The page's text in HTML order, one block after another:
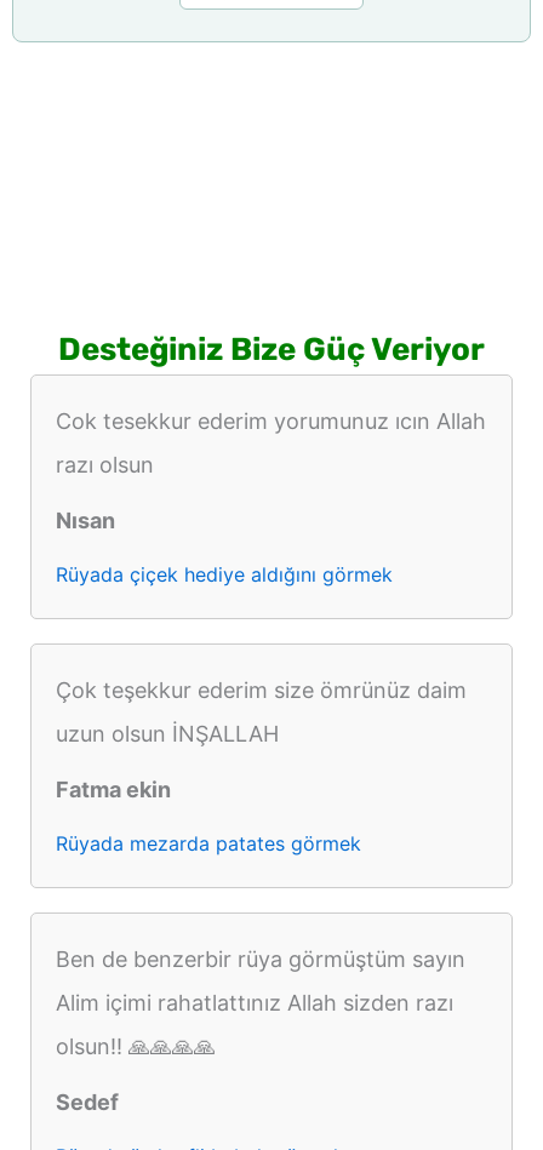
Desteğiniz Bize Güç Veriyor
Cok tesekkur ederim yorumunuz ıcın Allah
razı olsun
Nısan
Rüyada çiçek hediye aldığını görmek
Çok teşekkur ederim size ömrünüz daim
uzun olsun İNŞALLAH
Fatma ekin
Rüyada mezarda patates görmek
Ben de benzerbir rüya görmüştüm sayın
Alim içimi rahatlattınız Allah sizden razı
olsun!! 🙏🙏🙏🙏
Sedef